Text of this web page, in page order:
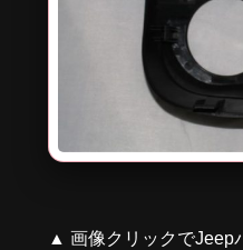
▲ 画像クリックでJeep